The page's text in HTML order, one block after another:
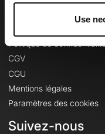
Use
Informations
Politique de
CGV
CGU
Mentions légales
Paramètres des cookies
Suivez-nous